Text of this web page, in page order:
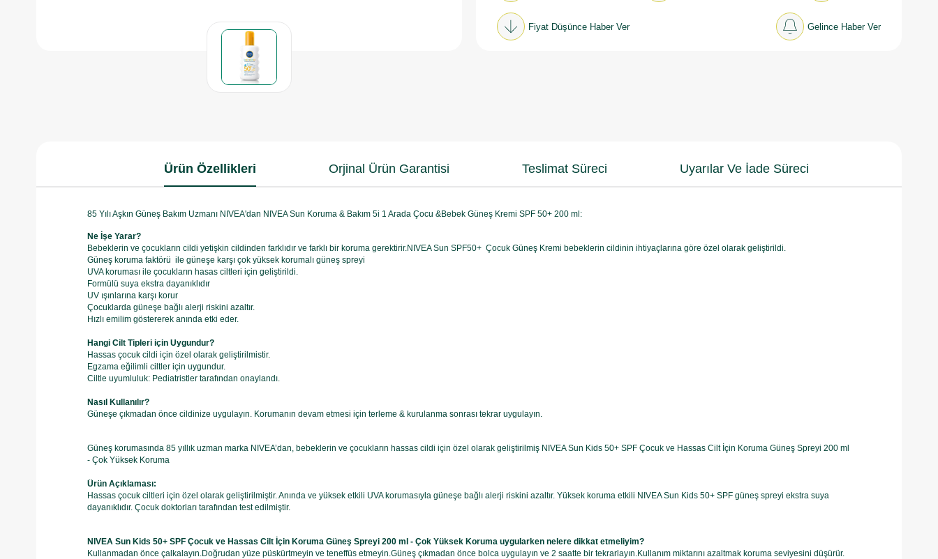
Fiyat Düşünce Haber Ver Gelince Haber Ver
Ürün Özellikleri Orjinal Ürün Garantisi Teslimat Süreci Uyarılar Ve İade Süreci
85 Yılı Aşkın Güneş Bakım Uzmanı NIVEA'dan NIVEA Sun Koruma & Bakım 5i 1 Arada Çocu &Bebek Güneş Kremi SPF 50+ 200 ml:
Ne İşe Yarar?
Bebeklerin ve çocukların cildi yetişkin cildinden farklıdır ve farklı bir koruma gerektirir.NIVEA Sun SPF50+ Çocuk Güneş Kremi bebeklerin cildinin ihtiyaçlarına göre özel olarak geliştirildi.
Güneş koruma faktörü ile güneşe karşı çok yüksek korumalı güneş spreyi
UVA koruması ile çocukların hasas ciltleri için geliştirildi.
Formülü suya ekstra dayanıklıdır
UV ışınlarına karşı korur
Çocuklarda güneşe bağlı alerji riskini azaltır.
Hızlı emilim göstererek anında etki eder.
Hangi Cilt Tipleri için Uygundur?
Hassas çocuk cildi için özel olarak geliştirilmistir.
Egzama eğilimli ciltler için uygundur.
Ciltle uyumluluk: Pediatristler tarafından onaylandı.
Nasıl Kullanılır?
Güneşe çıkmadan önce cildinize uygulayın. Korumanın devam etmesi için terleme & kurulanma sonrası tekrar uygulayın.
Güneş korumasında 85 yıllık uzman marka NIVEA’dan, bebeklerin ve çocukların hassas cildi için özel olarak geliştirilmiş NIVEA Sun Kids 50+ SPF Çocuk ve Hassas Cilt İçin Koruma Güneş Spreyi 200 ml
- Çok Yüksek Koruma
Ürün Açıklaması:
Hassas çocuk ciltleri için özel olarak geliştirilmiştir. Anında ve yüksek etkili UVA korumasıyla güneşe bağlı alerji riskini azaltır. Yüksek koruma etkili NIVEA Sun Kids 50+ SPF güneş spreyi ekstra suya
dayanıklıdır. Çocuk doktorları tarafından test edilmiştir.
NIVEA Sun Kids 50+ SPF Çocuk ve Hassas Cilt İçin Koruma Güneş Spreyi 200 ml - Çok Yüksek Koruma uygularken nelere dikkat etmeliyim?
Kullanmadan önce çalkalayın.Doğrudan yüze püskürtmeyin ve teneffüs etmeyin.Güneş çıkmadan önce bolca uygulayın ve 2 saatte bir tekrarlayın.Kullanım miktarını azaltmak koruma seviyesini düşürür.